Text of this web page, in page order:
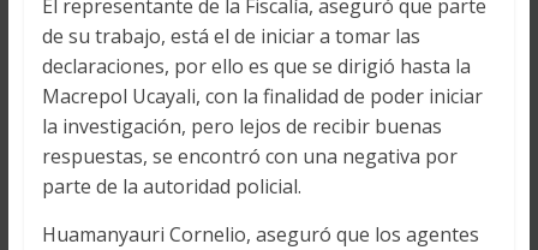
El representante de la Fiscalía, aseguró que parte
de su trabajo, está el de iniciar a tomar las
declaraciones, por ello es que se dirigió hasta la
Macrepol Ucayali, con la finalidad de poder iniciar
la investigación, pero lejos de recibir buenas
respuestas, se encontró con una negativa por
parte de la autoridad policial.
Huamanyauri Cornelio, aseguró que los agentes